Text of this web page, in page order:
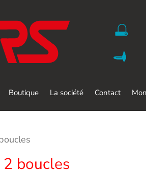
Boutique La société Contact
boucles